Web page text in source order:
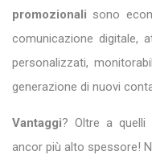
promozionali sono
comunicazione digitale,
personalizzati,
generazione di nuovi
Vantaggi? Oltre a
ancor più alto spessore!